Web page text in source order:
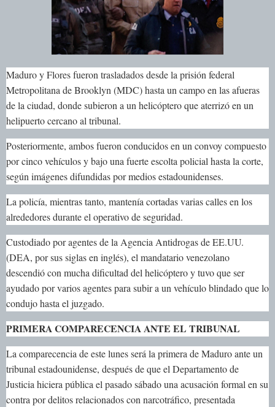
Maduro y Flores fueron trasladados desde la prisión federal
Metropolitana de Brooklyn (MDC) hasta un campo en las afueras
de la ciudad, donde subieron a un helicóptero que aterrizó en un
helipuerto cercano al tribunal.
Posteriormente, ambos fueron conducidos en un convoy compuesto
por cinco vehículos y bajo una fuerte escolta policial hasta la corte,
según imágenes difundidas por medios estadounidenses.
La policía, mientras tanto, mantenía cortadas varias calles en los
alrededores durante el operativo de seguridad.
Custodiado por agentes de la Agencia Antidrogas de EE.UU.
(DEA, por sus siglas en inglés), el mandatario venezolano
descendió con mucha dificultad del helicóptero y tuvo que ser
ayudado por varios agentes para subir a un vehículo blindado que lo
condujo hasta el juzgado.
PRIMERA COMPARECENCIA ANTE EL TRIBUNAL
La comparecencia de este lunes será la primera de Maduro ante un
tribunal estadounidense, después de que el Departamento de
Justicia hiciera pública el pasado sábado una acusación formal en su
contra por delitos relacionados con narcotráfico, presentada